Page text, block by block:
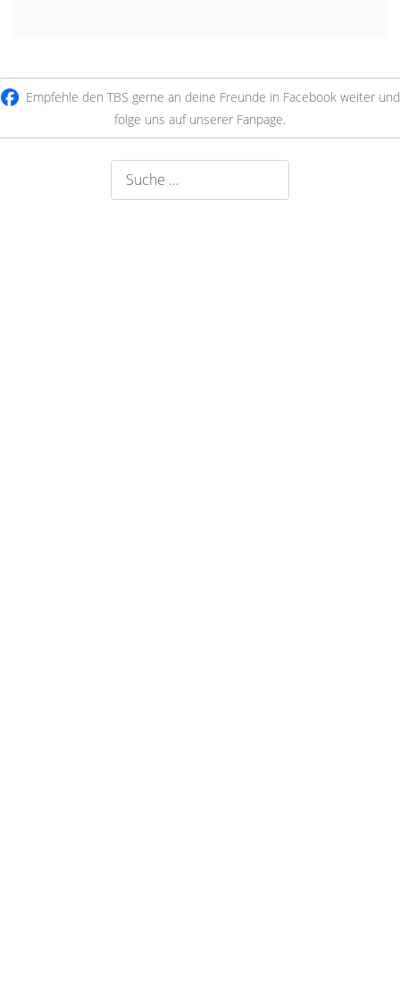
Empfehle den TBS gerne an deine Freunde in Facebook weiter und
folge uns auf unserer Fanpage.